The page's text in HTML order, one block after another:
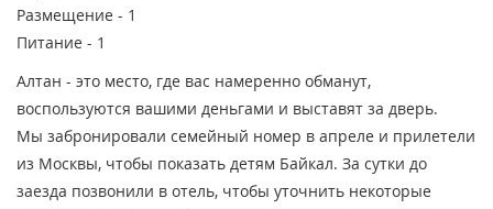
Размещение - 1
Питание - 1
Алтан - это место, где вас намеренно обманут,
воспользуются вашими деньгами и выставят за дверь.
Мы забронировали семейный номер в апреле и прилетели
из Москвы, чтобы показать детям Байкал. За сутки до
заезда позвонили в отель, чтобы уточнить некоторые